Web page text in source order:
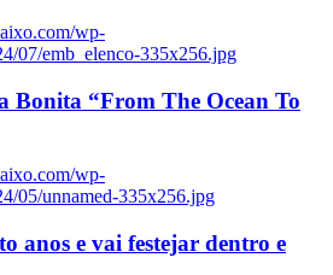
wp-
07/emb_elenco-335x256.jpg
Bonita “From The Ocean To
wp-
05/unnamed-335x256.jpg
anos e vai festejar dentro e